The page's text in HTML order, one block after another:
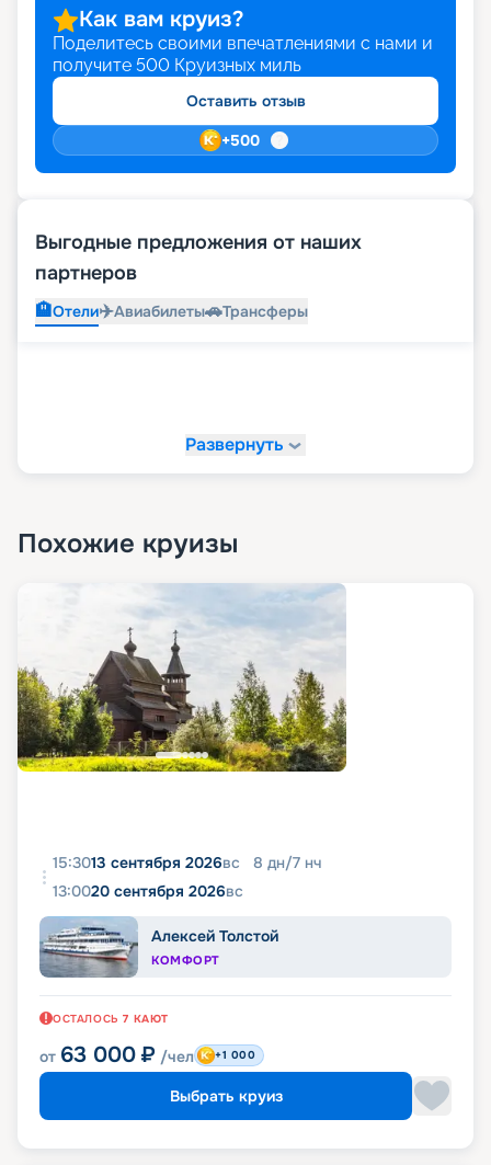
Как вам круиз?
Поделитесь своими впечатлениями с нами и
получите 500 Круизных миль
Оставить отзыв
+500
Выгодные предложения от наших
партнеров
🏨Отели✈️Авиабилеты🚗Трансферы
Развернуть
Похожие круизы
15:3013 сентября 2026вс 8 дн/7 нч
13:0020 сентября 2026вс
Алексей Толстой
КОМФОРТ
ОСТАЛОСЬ 7 КАЮТ
от 63 000 ₽ /чел +1 000
Выбрать круиз